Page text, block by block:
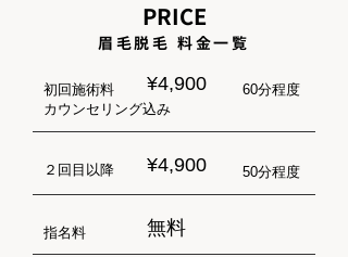
PRICE
​眉毛脱毛 料金一覧
​初回施術料
​カウンセリング込み
60分程度​
¥4,900
​２回目以降 50分程度​
¥4,900
指名料 無料